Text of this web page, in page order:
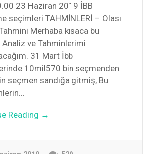
23 Haziran 2019 İBB
seçimleri TAHMİNLERİ – Olası
Merhaba kısaca bu
Analiz ve Tahminlerimi
31 Mart İbb
10mil570 bin seçmenden
seçmen sandığa gitmiş, Bu
Reading →